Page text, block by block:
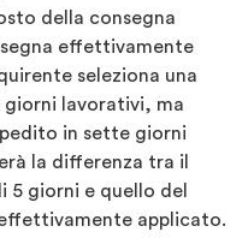
della consegna
effettivamente
seleziona una
giorni lavorativi, ma
in sette giorni
la differenza tra il
5 giorni e quello del
applicato.